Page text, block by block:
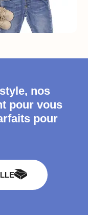
nos
pour vous
pour